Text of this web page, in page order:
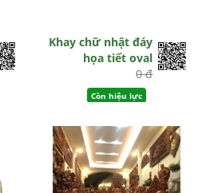
Khay chữ nhật đáy
họa tiết oval
0 đ
Còn hiệu lực